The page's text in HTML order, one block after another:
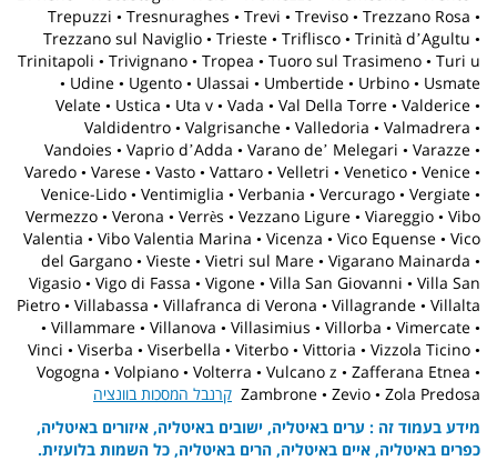
Trepuzzi • Tresnuraghes • Trevi • Treviso • Trezzano Rosa •
Trezzano sul Naviglio • Trieste • Triflisco • Trinità dʼAgultu •
Trinitapoli • Trivignano • Tropea • Tuoro sul Trasimeno • Turi u
• Udine • Ugento • Ulassai • Umbertide • Urbino • Usmate
Velate • Ustica • Uta v • Vada • Val Della Torre • Valderice •
Valdidentro • Valgrisanche • Valledoria • Valmadrera •
Vandoies • Vaprio dʼAdda • Varano deʼ Melegari • Varazze •
Varedo • Varese • Vasto • Vattaro • Velletri • Venetico • Venice •
Venice-Lido • Ventimiglia • Verbania • Vercurago • Vergiate •
Vermezzo • Verona • Verrès • Vezzano Ligure • Viareggio • Vibo
Valentia • Vibo Valentia Marina • Vicenza • Vico Equense • Vico
del Gargano • Vieste • Vietri sul Mare • Vigarano Mainarda •
Vigasio • Vigo di Fassa • Vigone • Villa San Giovanni • Villa San
Pietro • Villabassa • Villafranca di Verona • Villagrande • Villalta
• Villammare • Villanova • Villasimius • Villorba • Vimercate •
Vinci • Viserba • Viserbella • Viterbo • Vittoria • Vizzola Ticino •
Vogogna • Volpiano • Volterra • Vulcano z • Zafferana Etnea •
Zambrone • Zevio • Zola Predosa קרנבל המסכות בוונציה
מידע בעמוד זה : ערים באיטליה, ישובים באיטליה, איזורים באיטליה,
כפרים באיטליה, איים באיטליה, הרים באיטליה, כל השמות בלועזית.